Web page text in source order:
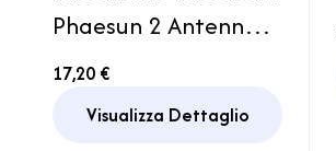
Phaesun 2 Antenna
Camper
17,20 €
Visualizza Dettaglio